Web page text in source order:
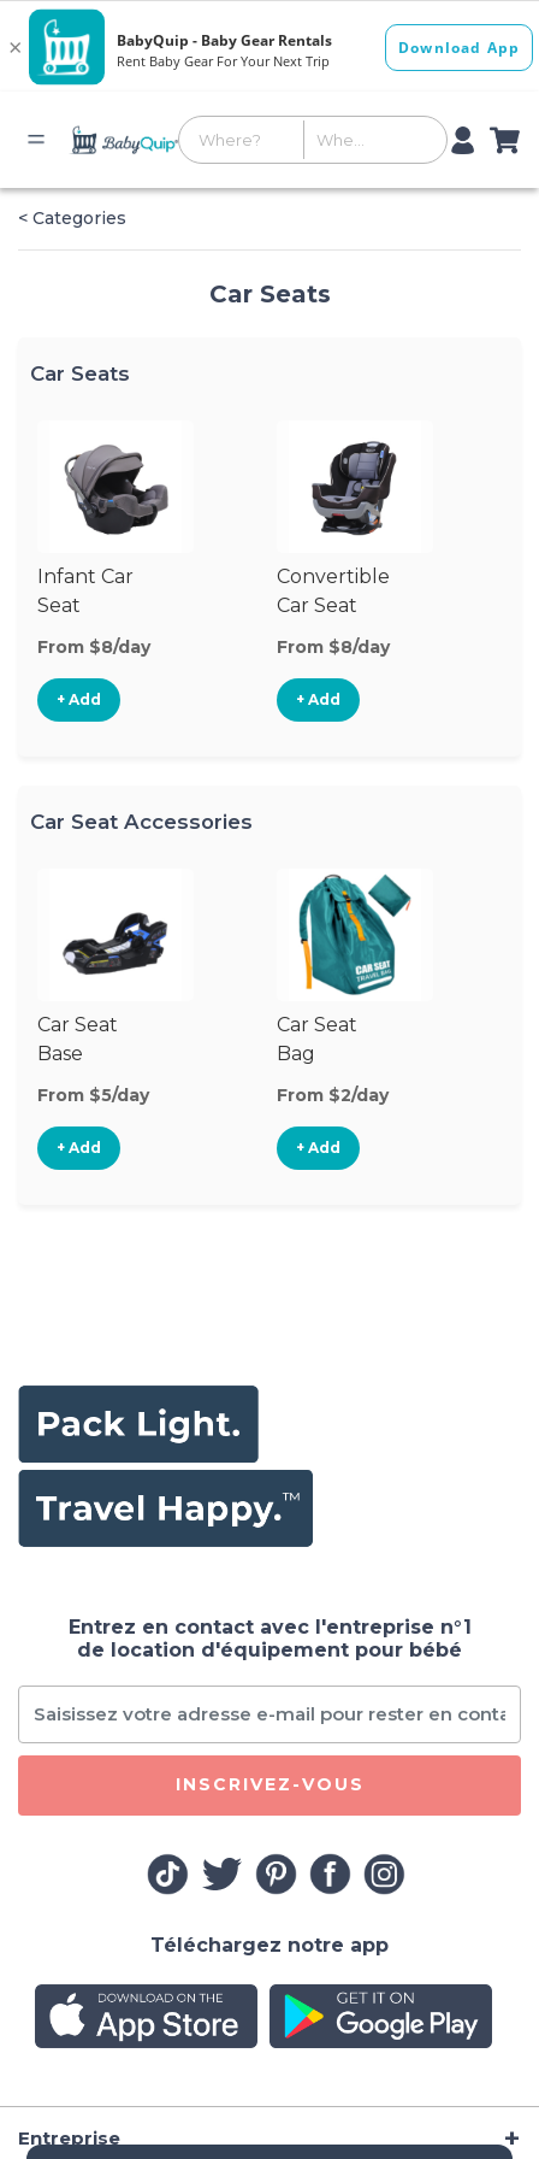
< Categories
Car Seats
Car Seats
Infant Car
Seat
From $8/day
+ Add
Convertible
Car Seat
From $8/day
+ Add
Car Seat Accessories
Car Seat
Base
From $5/day
+ Add
Car Seat
Bag
From $2/day
+ Add
Entreprise
Entrez en contact avec l'entreprise n°1
de location d'équipement pour bébé
INSCRIVEZ-VOUS
Téléchargez notre app